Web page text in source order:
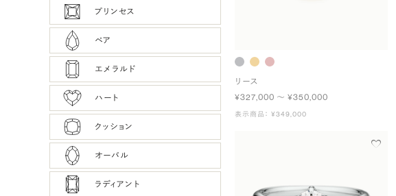
プリンセス
ペア
エメラルド
ハート
クッション
オーバル
ラディアント
リース
¥327,000 〜 ¥350,000
表示商品： ¥349,000